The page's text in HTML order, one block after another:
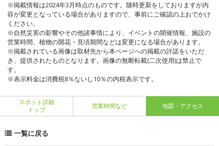
※掲載情報は2024年3月時点のものです。随時更新をしておりますが内
容が変更となっている場合がありますので、事前にご確認の上おでかけ
ください。
※自然災害の影響やその他諸事情により、イベントの開催情報、施設の
営業時間、植物の開花・見頃期間などは変更になる場合があります。
※掲載されている画像は取材先から本ページへの掲載の許諾をいただ
き、提供されたものとなります。画像の無断転載(二次使用)は禁止で
す。
※表示料金は消費税8％ないし10％の内税表示です。
スポット詳細
トップ
営業時間など 地図・アクセス
一覧に戻る